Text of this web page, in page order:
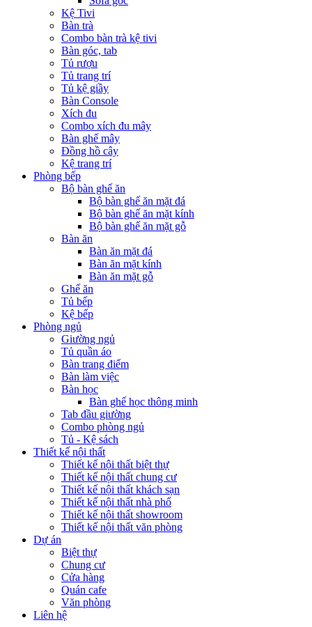
Kệ Tivi
Bàn trà
Combo bàn trà kệ tivi
Bàn góc, tab
Tủ rượu
Tủ trang trí
Tủ kệ giầy
Bàn Console
Xích đu
Combo xích đu mây
Bàn ghế mây
Đồng hồ cây
Kệ trang trí
Phòng bếp
Bộ bàn ghế ăn
Bộ bàn ghế ăn mặt đá
Bộ bàn ghế ăn mặt kính
Bộ bàn ghế ăn mặt gỗ
Bàn ăn
Bàn ăn mặt đá
Bàn ăn mặt kính
Bàn ăn mặt gỗ
Ghế ăn
Tủ bếp
Kệ bếp
Phòng ngủ
Giường ngủ
Tủ quần áo
Bàn trang điểm
Bàn làm việc
Bàn học
Bàn ghế học thông minh
Tab đầu giường
Combo phòng ngủ
Tủ - Kệ sách
Thiết kế nội thất
Thiết kế nội thất biệt thự
Thiết kế nội thất chung cư
Thiết kế nội thất khách sạn
Thiết kế nội thất nhà phố
Thiết kế nội thất showroom
Thiết kế nội thất văn phòng
Dự án
Biệt thự
Chung cư
Cửa hàng
Quán cafe
Văn phòng
Liên hệ